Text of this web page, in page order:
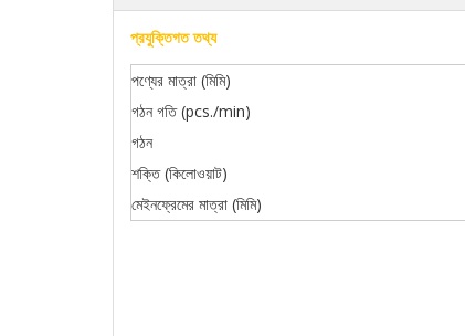
প্রযুক্তিগত তথ্য
পণ্যের মাত্রা (মিমি)
গঠন গতি (pcs./min)
গঠন
শক্তি (কিলোওয়াট)
মেইনফ্রেমের মাত্রা (মিমি)